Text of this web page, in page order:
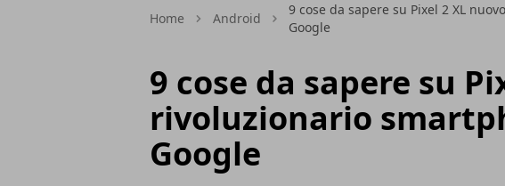
Home Android
9 cose da sapere su Pixel 2 XL
Google
9 cose da sapere su
rivoluzionario
Google